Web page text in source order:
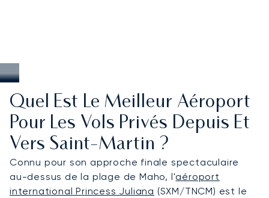
Quel Est Le Meilleur Aéroport
Pour Les Vols Privés Depuis Et
Vers Saint-Martin ?
Connu pour son approche finale spectaculaire
au-dessus de la plage de Maho, l'aéroport
international Princess Juliana (SXM/TNCM) est le